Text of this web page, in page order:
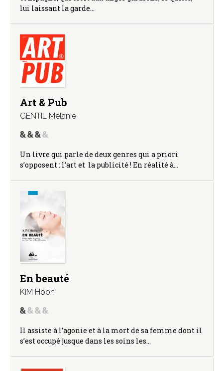
lui laissant la garde…
Art & Pub
GENTIL Mélanie
Un livre qui parle de deux genres qui a priori
s’opposent : l’art et la publicité ! En réalité à…
En beauté
KIM Hoon
Il assiste à l’agonie et à la mort de sa femme dont il
s’est occupé jusque dans les soins les…